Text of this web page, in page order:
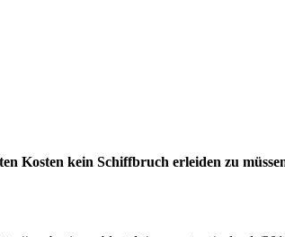
Kosten kein Schiffbruch erleiden zu